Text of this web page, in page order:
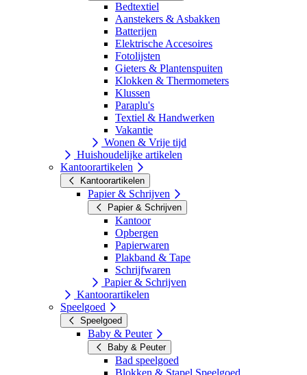
Bedtextiel
Aanstekers & Asbakken
Batterijen
Elektrische Accesoires
Fotolijsten
Gieters & Plantenspuiten
Klokken & Thermometers
Klussen
Paraplu's
Textiel & Handwerken
Vakantie
Wonen & Vrije tijd
Huishoudelijke artikelen
Kantoorartikelen
Kantoorartikelen
Papier & Schrijven
Papier & Schrijven
Kantoor
Opbergen
Papierwaren
Plakband & Tape
Schrijfwaren
Papier & Schrijven
Kantoorartikelen
Speelgoed
Speelgoed
Baby & Peuter
Baby & Peuter
Bad speelgoed
Blokken & Stapel Speelgoed